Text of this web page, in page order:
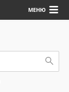
МЕНЮ